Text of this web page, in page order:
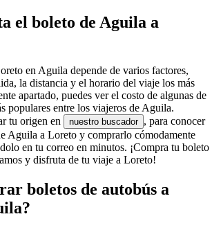
el boleto de Aguila a
en Aguila depende de varios factores,
la distancia y el horario del viaje los más
apartado, puedes ver el costo de algunas de
populares entre los viajeros de Aguila.
tu origen en
nuestro buscador , para conocer
Aguila a Loreto y comprarlo cómodamente
en tu correo en minutos. ¡Compra tu boleto
y disfruta de tu viaje a Loreto!
boletos de autobús a